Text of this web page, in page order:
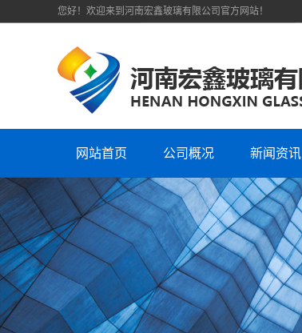
您好！欢迎来到河南宏鑫玻璃有限公司官方网站！
网站首页 公司概况 新闻资讯